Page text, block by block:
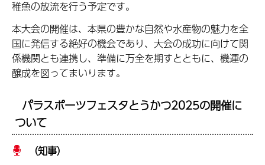
稚魚の放流を行う予定です。
本大会の開催は、本県の豊かな自然や水産物の魅力を全
国に発信する絶好の機会であり、大会の成功に向けて関
係機関とも連携し、準備に万全を期すとともに、機運の
醸成を図ってまいります。
パラスポーツフェスタとうかつ2025の開催に
ついて
（知事）